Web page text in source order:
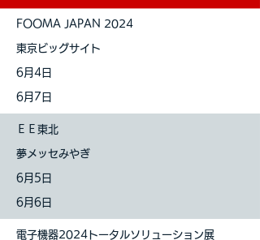
FOOMA JAPAN 2024
東京ビッグサイト
6月4日
6月7日
ＥＥ東北
夢メッセみやぎ
6月5日
6月6日
電子機器2024トータルソリューション展